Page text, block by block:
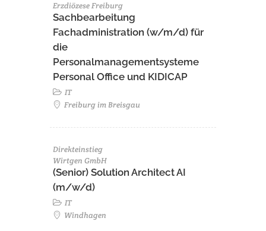
Erzdiözese Freiburg
Sachbearbeitung
Fachadministration (w/m/d) für
die
Personalmanagementsysteme
Personal Office und KIDICAP
IT
Freiburg im Breisgau
Direkteinstieg
Wirtgen GmbH
(Senior) Solution Architect AI
(m/w/d)
IT
Windhagen